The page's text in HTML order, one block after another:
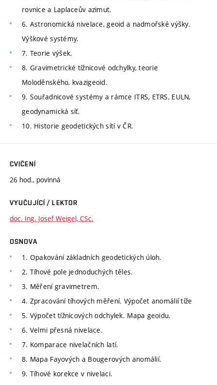
rovnice a Laplaceův azimut.
6. Astronomická nivelace, geoid a nadmořské výšky.
Výškové systémy.
7. Teorie výšek.
8. Gravimetrické tížnicové odchylky, teorie
Moloděnského, kvazigeoid.
9. Souřadnicové systémy a rámce ITRS, ETRS, EULN,
geodynamická síť.
10. Historie geodetických sítí v ČR.
CVIČENÍ
26 hod., povinná
VYUČUJÍCÍ / LEKTOR
doc. Ing. Josef Weigel, CSc.
OSNOVA
1. Opakování základních geodetických úloh.
2. Tíhové pole jednoduchých těles.
3. Měření gravimetrem.
4. Zpracování tíhových měření. Výpočet anomálií tíže
5. Výpočet tížnicových odchylek. Mapa geoidu.
6. Velmi přesná nivelace.
7. Komparace nivelačních latí.
8. Mapa Fayových a Bougerových anomálií.
9. Tíhové korekce v nivelaci.